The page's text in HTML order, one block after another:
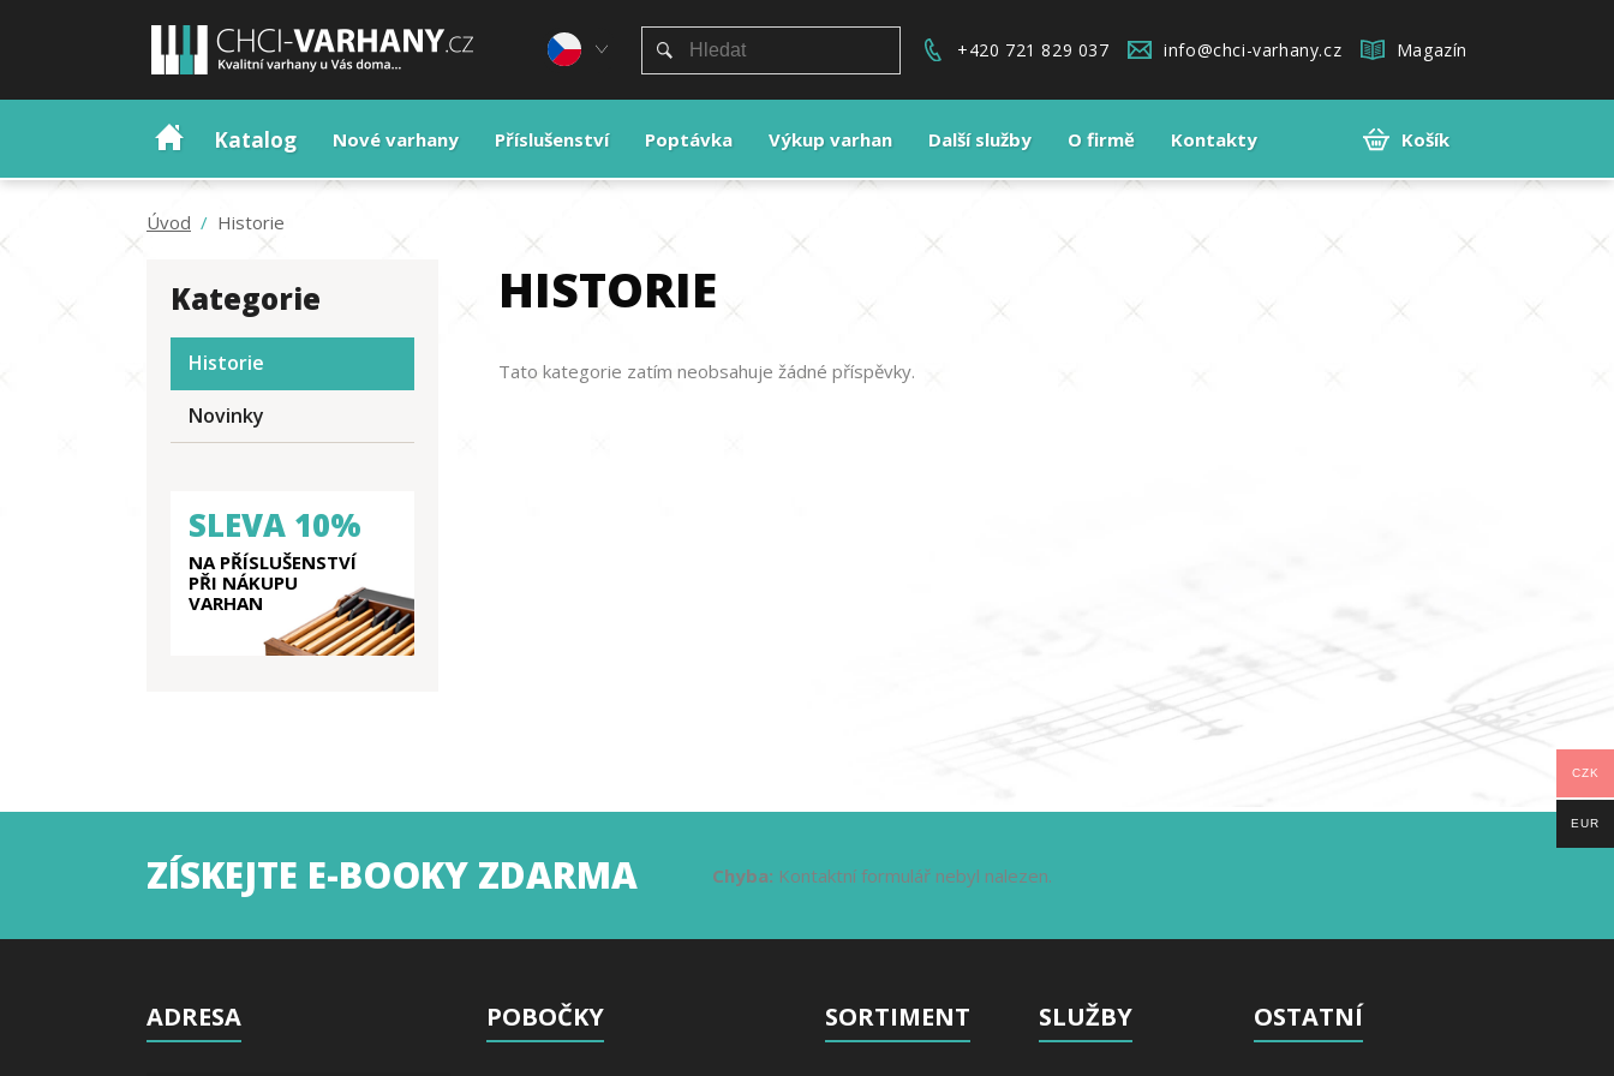
+420 721 829 037 info@chci-varhany.cz Magazín
# Katalog Nové varhany Příslušenství Poptávka Výkup varhan Další služby O firmě Kontakty Košík
Úvod / Historie
HISTORIE
Tato kategorie zatím neobsahuje žádné příspěvky.
Kategorie
Historie
Novinky
SLEVA 10%
NA PŘÍSLUŠENSTVÍ
PŘI NÁKUPU
VARHAN
ZÍSKEJTE E-BOOKY ZDARMA Chyba: Kontaktní formulář nebyl nalezen.
ADRESA POBOČKY SORTIMENT SLUŽBY OSTATNÍ
CZK
EUR